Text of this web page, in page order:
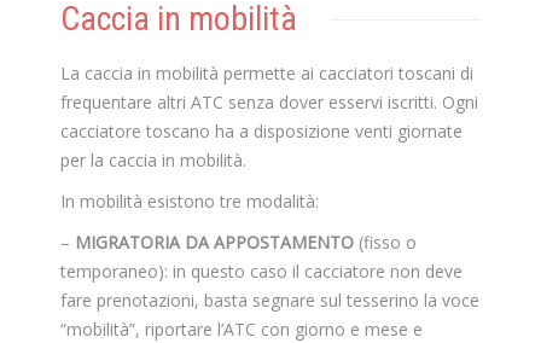
Caccia in mobilità
La caccia in mobilità permette ai cacciatori toscani di
frequentare altri ATC senza dover esservi iscritti. Ogni
cacciatore toscano ha a disposizione venti giornate
per la caccia in mobilità.
In mobilità esistono tre modalità:
– MIGRATORIA DA APPOSTAMENTO (fisso o
temporaneo): in questo caso il cacciatore non deve
fare prenotazioni, basta segnare sul tesserino la voce
“mobilità”, riportare l’ATC con giorno e mese e